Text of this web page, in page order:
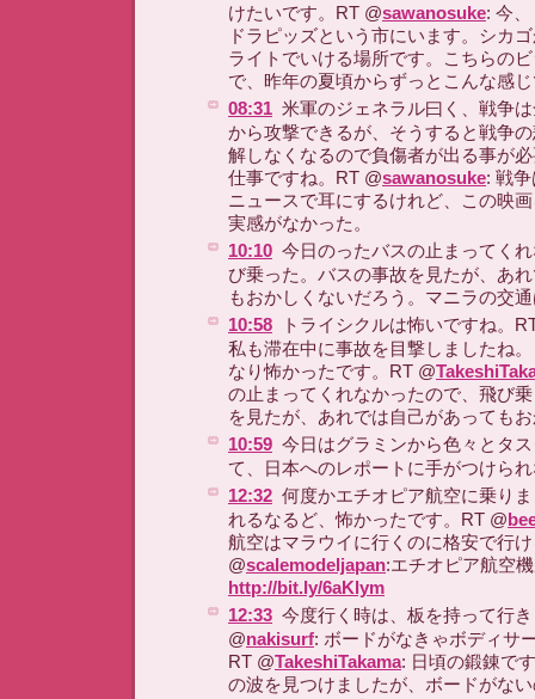
けたいです。RT @sawanosuke: 今
ドラピッズという市にいます。シカ
ライトでいける場所です。こちらの
で、昨年の夏頃からずっとこんな感
08:31 米軍のジェネラル曰く、戦争
から攻撃できるが、そうすると戦争
解しなくなるので負傷者が出る事が
仕事ですね。RT @sawanosuke: 戦
ニュースで耳にするけれど、この映
実感がなかった。
10:10 今日のったバスの止まってく
び乗った。バスの事故を見たが、あ
もおかしくないだろう。マニラの交
10:58
トライシクルは怖いですね。
私も滞在中に事故を目撃しましたね
なり怖かったです。RT @
の止まってくれなかったので、飛び
を見たが、あれでは自己があっても
10:59 今日はグラミンから色々とタ
て、日本へのレポートに手がつけら
12:32 何度かエチオピア航空に乗り
れるなるど、怖かったです。RT @
航空はマラウイに行くのに格安で行
@scalemodeljapan:エチオピア航空
http://bit.ly/6aKlym
12:33 今度行く時は、板を持って行
@nakisurf: ボードがなきゃボディサ
RT @TakeshiTakama: 日頃の鍛錬で
の波を見つけましたが、ボードがな